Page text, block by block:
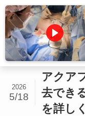
ホーム アクアフィリング除
アクア
去でき
を詳し
2026
5/18